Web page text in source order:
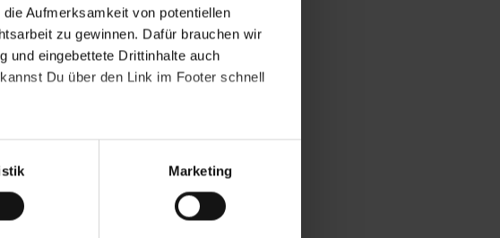
Aufmerksamkeit von potentiellen
zu gewinnen. Dafür brauchen wir
und eingebettete Drittinhalte auch
Du über den Link im Footer schnell
Marketing